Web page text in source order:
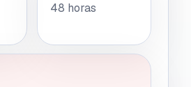
48 horas